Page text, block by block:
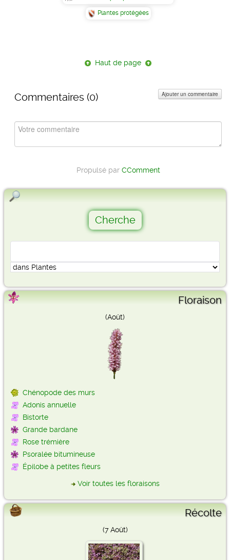
Plantes protégées
Haut de page
Commentaires (0) Ajouter un commentaire
Propulsé par CComment
Floraison
(Août)
Chénopode des murs
Adonis annuelle
Bistorte
Grande bardane
Rose trémière
Psoralée bitumineuse
Épilobe à petites fleurs
Voir toutes les floraisons
Récolte
(7 Août)